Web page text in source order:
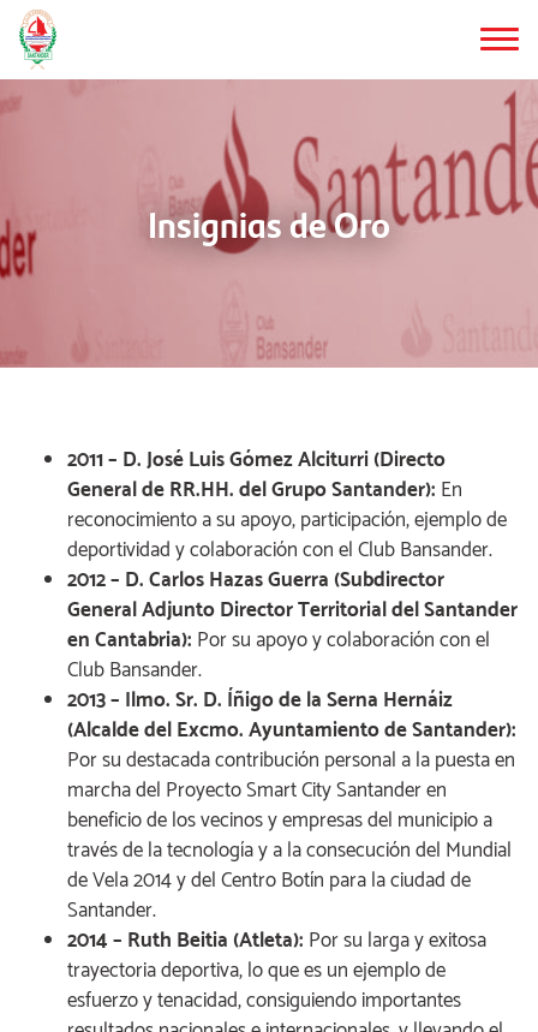
Saltar
al
contenido
principal
Insignias de Oro
2011 – D. José Luis Gómez Alciturri (Directo
General de RR.HH. del Grupo Santander): En
reconocimiento a su apoyo, participación, ejemplo de
deportividad y colaboración con el Club Bansander.
2012 – D. Carlos Hazas Guerra (Subdirector
General Adjunto Director Territorial del Santander
en Cantabria): Por su apoyo y colaboración con el
Club Bansander.
2013 – Ilmo. Sr. D. Íñigo de la Serna Hernáiz
(Alcalde del Excmo. Ayuntamiento de Santander):
Por su destacada contribución personal a la puesta en
marcha del Proyecto Smart City Santander en
beneficio de los vecinos y empresas del municipio a
través de la tecnología y a la consecución del Mundial
de Vela 2014 y del Centro Botín para la ciudad de
Santander.
2014 – Ruth Beitia (Atleta): Por su larga y exitosa
trayectoria deportiva, lo que es un ejemplo de
esfuerzo y tenacidad, consiguiendo importantes